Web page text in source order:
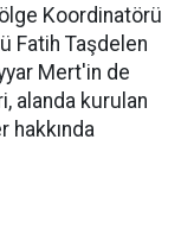
Koordinatörü
Fatih Taşdelen
Mert'in de
alanda kurulan
hakkında